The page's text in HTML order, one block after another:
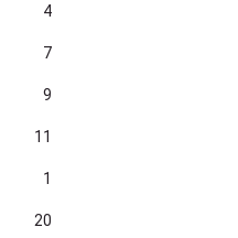
4
7
9
11
1
20